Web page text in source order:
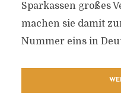
Sparkassen großes
machen sie damit
Nummer eins in